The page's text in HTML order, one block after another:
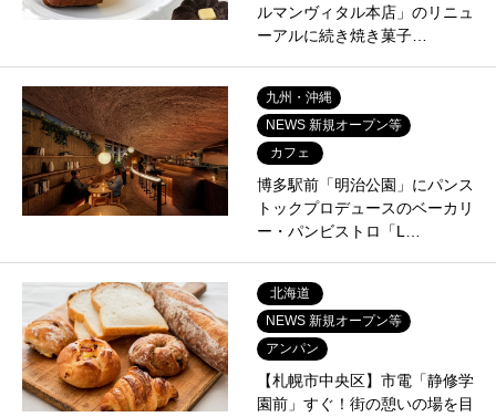
ルマンヴィタル本店」のリニュ
ーアルに続き焼き菓子…
九州・沖縄
NEWS 新規オープン等
カフェ
博多駅前「明治公園」にパンス
トックプロデュースのベーカリ
ー・パンビストロ「L…
北海道
NEWS 新規オープン等
アンパン
【札幌市中央区】市電「静修学
園前」すぐ！街の憩いの場を目